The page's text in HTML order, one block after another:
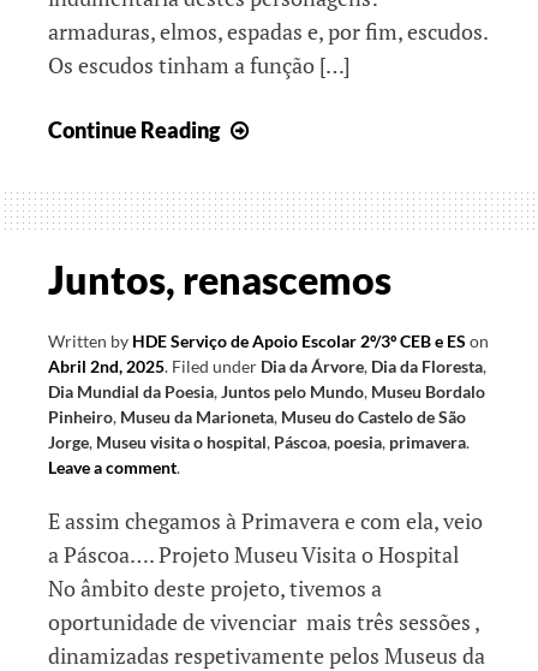
armaduras, elmos, espadas e, por fim, escudos.
Os escudos tinham a função […]
Continue Reading
ao
final
ano
II
Juntos, renascemos
Written by HDE Serviço de Apoio Escolar 2º/3º CEB e ES on
Abril 2nd, 2025. Filed under Dia da Árvore, Dia da Floresta,
Dia Mundial da Poesia,Juntos pelo Mundo, Museu Bordalo
Pinheiro, Museu da Marioneta, Museu do Castelo de São
Jorge, Museu visita o hospital, Páscoa, poesia, primavera.
Leave a comment.
E assim chegamos à Primavera e com ela, veio
a Páscoa…. Projeto Museu Visita o Hospital
No âmbito deste projeto, tivemos a
oportunidade de vivenciar mais três sessões ,
dinamizadas respetivamente pelos Museus da